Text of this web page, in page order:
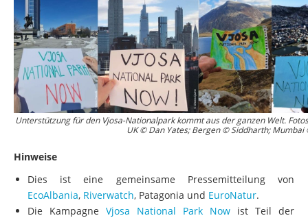
Unterstützung für den Vjosa-Nationalpark kommt aus der ganzen Welt.
UK © Dan Yates; Bergen © Siddharth;
Hinweise
Dies ist eine gemeinsame Pressemitteilung von
EcoAlbania, Riverwatch, Patagonia und EuroNatur.
Die Kampagne Vjosa National Park Now ist Teil der